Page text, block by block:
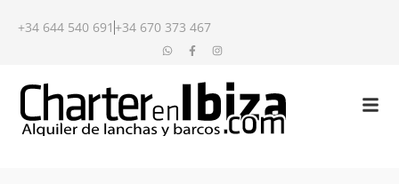
+34 644 540 691 +34 670 373 467